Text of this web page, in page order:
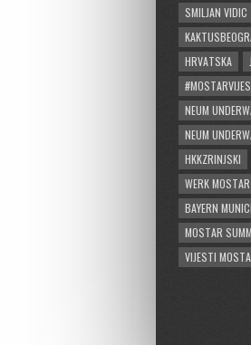
SMILJAN VIDIC
HRVATSKA
NEUM
NEUM
HKKZRINJSKI
WERK MOSTAR
BAYERN
MOSTAR
VIJESTI